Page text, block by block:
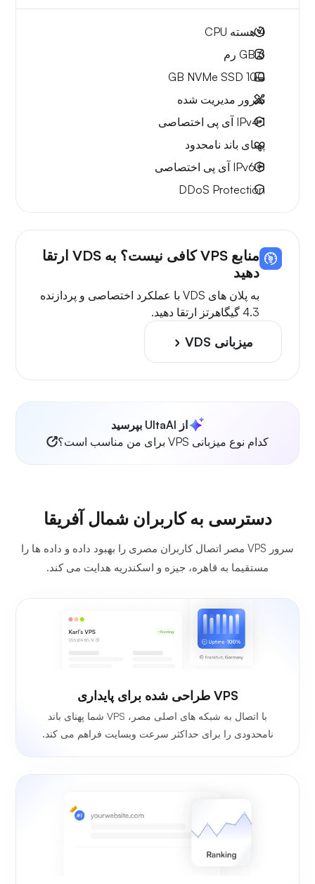
4هسته CPU
6 GB
رم
100 GB
NVMe SSD
سرور مدیریت شده
1 IPv4
آی پی اختصاصی
پهنای باند نامحدود
8 IPv6
آی پی اختصاصی
DDoS Protection
منابع VPS کافی نیست؟ به VDS ارتقا
دهید
به پلان های VDS با عملکرد اختصاصی و پردازنده
4.3 گیگاهرتز ارتقا دهید.
میزبانی VDS
از UltaAI بپرسید
کدام نوع میزبانی VPS برای من مناسب است؟
دسترسی به کاربران شمال آفریقا
سرور VPS مصر اتصال کاربران مصری را بهبود داده و داده ها را
مستقیما به قاهره، جیزه و اسکندریه هدایت می کند.
VPS طراحی شده برای پایداری
با اتصال به شبکه های اصلی مصر، VPS شما پهنای باند
نامحدودی را برای حداکثر سرعت وبسایت فراهم می کند.